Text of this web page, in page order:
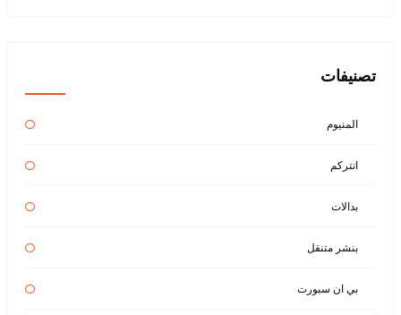
تصنيفات
المنيوم
انتركم
بدالات
بنشر متنقل
بي ان سبورت